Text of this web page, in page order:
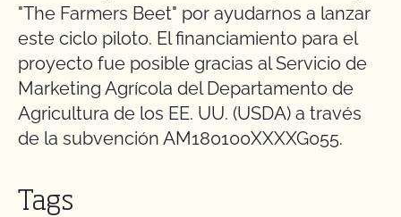
"The Farmers Beet" por ayudarnos a lanzar
este ciclo piloto. El financiamiento para el
proyecto fue posible gracias al Servicio de
Marketing Agrícola del Departamento de
Agricultura de los EE. UU. (USDA) a través
de la subvención AM180100XXXXG055.
Tags